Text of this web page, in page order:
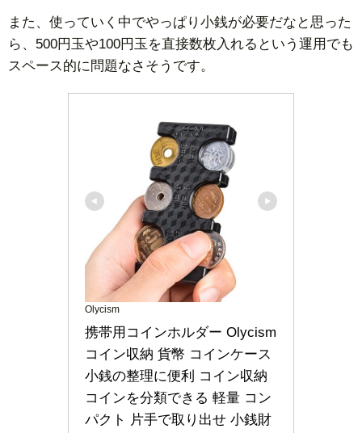
また、使っていく中でやっぱり小銭が必要だなと思った
ら、500円玉や100円玉を直接数枚入れるという運用でも
スペース的に問題なさそうです。
Olycism
携帯用コインホルダー Olycism
コイン収納 貨幣 コインケース
小銭の整理に便利 コイン収納
コインを分類できる 軽量 コン
パクト 片手で取り出せ 小銭財